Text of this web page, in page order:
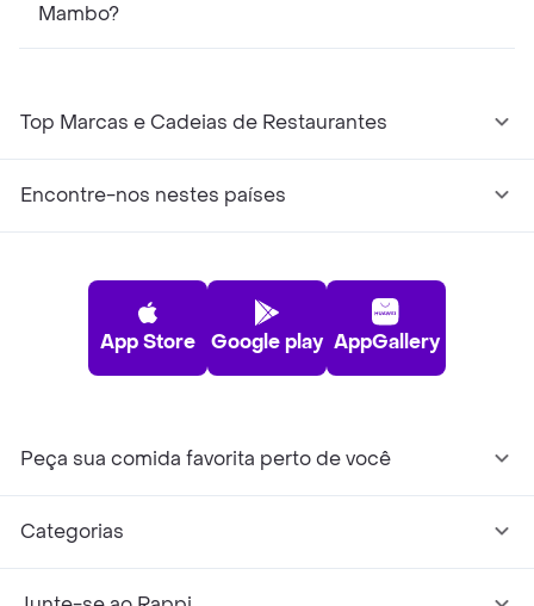
Mambo?
Top Marcas e Cadeias de Restaurantes
Encontre-nos nestes países
App Store Google play AppGallery
Peça sua comida favorita perto de você
Categorias